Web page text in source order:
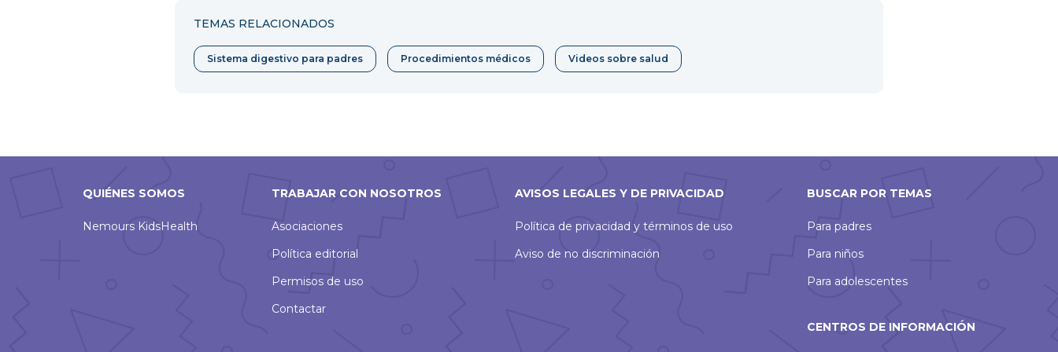
TEMAS RELACIONADOS
Sistema digestivo para padres Procedimientos médicos Videos sobre salud
QUIÉNES SOMOS
Nemours KidsHealth
TRABAJAR CON NOSOTROS
Asociaciones
Política editorial
Permisos de uso
Contactar
AVISOS LEGALES Y DE PRIVACIDAD
Política de privacidad y términos de uso
Aviso de no discriminación
BUSCAR POR TEMAS
Para padres
Para niños
Para adolescentes
CENTROS DE INFORMACIÓN